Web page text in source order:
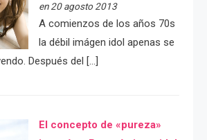
en 20 agosto 2013
A comienzos de los años 70s
la débil imágen idol apenas se
Después del […]
El concepto de «pureza»